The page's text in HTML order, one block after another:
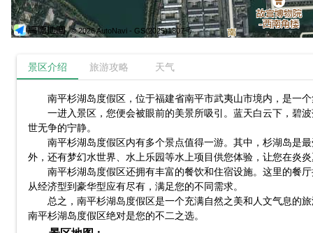
© 2026 AutoNavi - GS(2025)1807号
景区介绍 旅游攻略 天气
南平杉湖岛度假区，位于福建省南平市武夷山市境内，是一
一进入景区，您便会被眼前的美景所吸引。蓝天白云下，碧
世无争的宁静。
南平杉湖岛度假区内有多个景点值得一游。其中，杉湖岛是
外，还有梦幻水世界、水上乐园等水上项目供您体验，让您在炎
南平杉湖岛度假区还拥有丰富的餐饮和住宿设施。这里的餐
从经济型到豪华型应有尽有，满足您的不同需求。
总之，南平杉湖岛度假区是一个充满自然之美和人文气息的
南平杉湖岛度假区绝对是您的不二之选。